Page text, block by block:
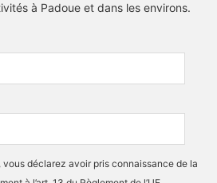
à Padoue et dans les environs.
vous déclarez avoir pris connaissance de la